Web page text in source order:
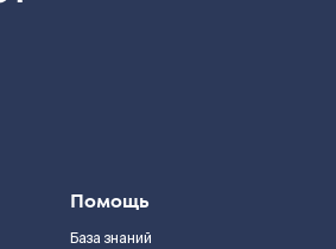
Помощь
База знаний